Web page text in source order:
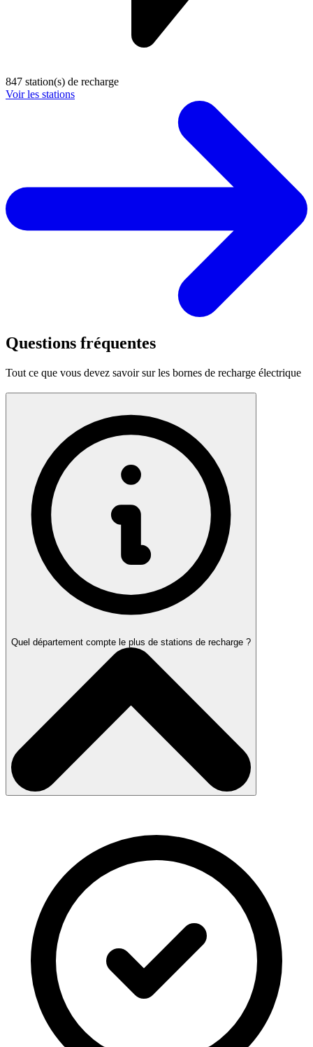
847 station(s) de recharge
Voir les stations
Questions fréquentes
Tout ce que vous devez savoir sur les bornes de recharge électrique
Quel département compte le plus de stations de recharge ?